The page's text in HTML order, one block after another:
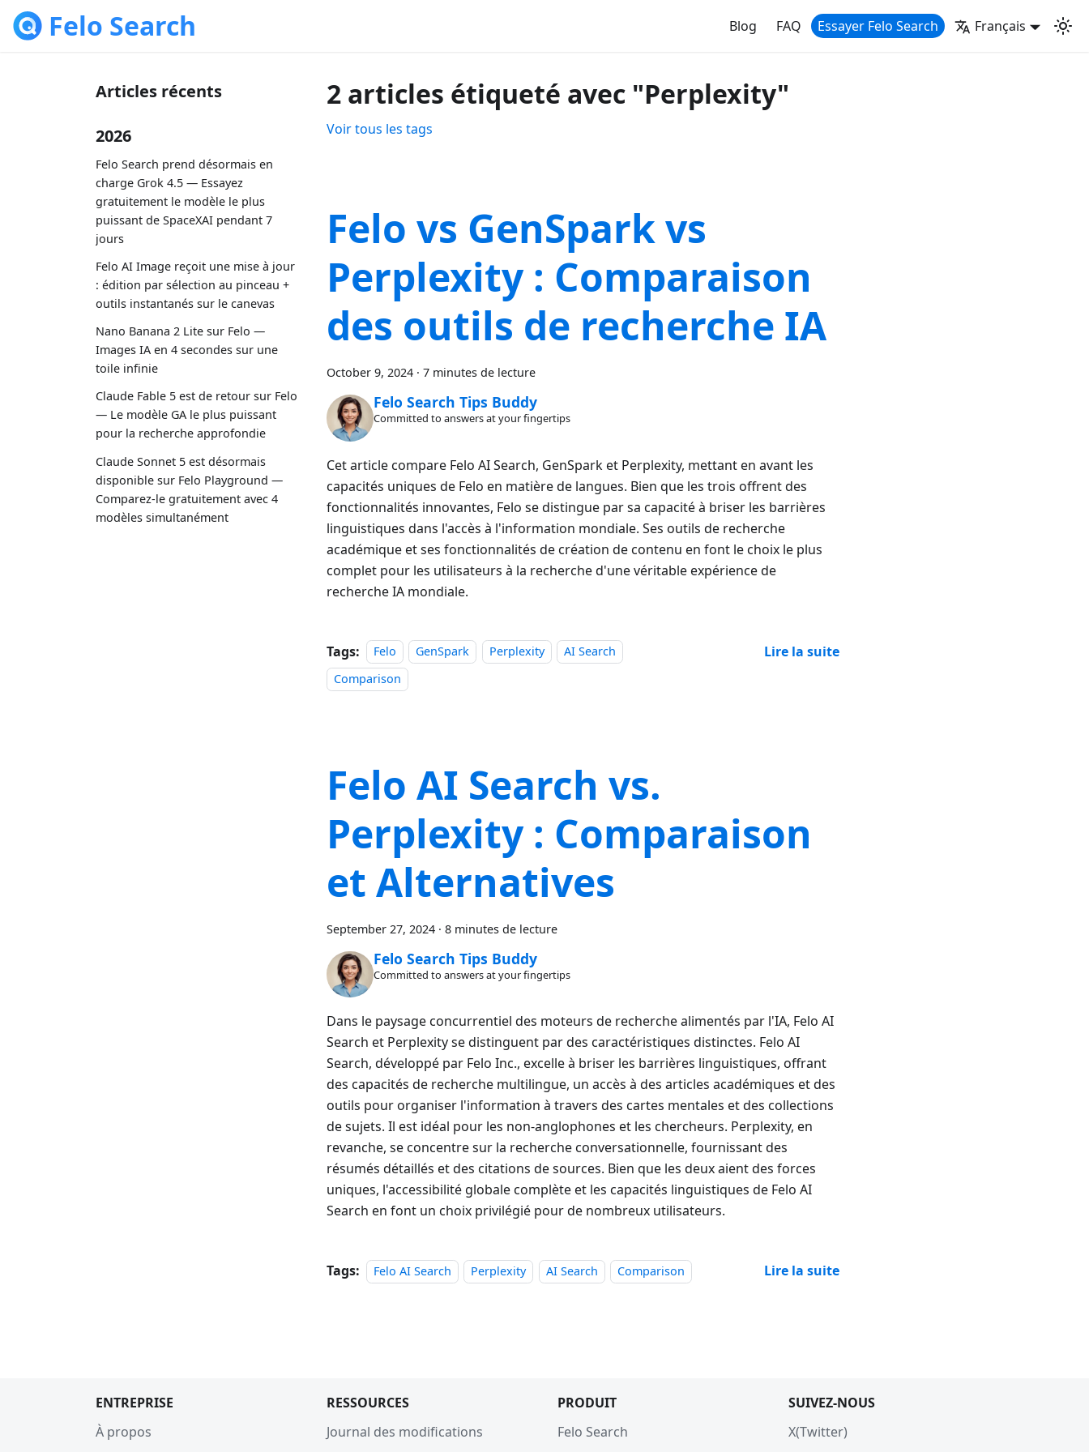
Felo Search Blog FAQ Essayer Felo Search Français
Articles récents
2026
Felo Search prend désormais en
charge Grok 4.5 — Essayez
gratuitement le modèle le plus
puissant de SpaceXAI pendant 7
jours
Felo AI Image reçoit une mise à jour
: édition par sélection au pinceau +
outils instantanés sur le canevas
Nano Banana 2 Lite sur Felo —
Images IA en 4 secondes sur une
toile infinie
Claude Fable 5 est de retour sur Felo
— Le modèle GA le plus puissant
pour la recherche approfondie
Claude Sonnet 5 est désormais
disponible sur Felo Playground —
Comparez-le gratuitement avec 4
modèles simultanément
2 articles étiqueté avec "Perplexity"
Voir tous les tags
Felo vs GenSpark vs
Perplexity : Comparaison
des outils de recherche IA
October 9, 2024 · 7 minutes de lecture
Felo Search Tips Buddy
Committed to answers at your fingertips
Cet article compare Felo AI Search, GenSpark et Perplexity, mettant en avant les
capacités uniques de Felo en matière de langues. Bien que les trois offrent des
fonctionnalités innovantes, Felo se distingue par sa capacité à briser les barrières
linguistiques dans l'accès à l'information mondiale. Ses outils de recherche
académique et ses fonctionnalités de création de contenu en font le choix le plus
complet pour les utilisateurs à la recherche d'une véritable expérience de
recherche IA mondiale.
Tags: Felo GenSpark Perplexity
AI Search
Comparison
Lire la suite
Felo AI Search vs.
Perplexity : Comparaison
et Alternatives
September 27, 2024 · 8 minutes de lecture
Felo Search Tips Buddy
Committed to answers at your fingertips
Dans le paysage concurrentiel des moteurs de recherche alimentés par l'IA, Felo AI
Search et Perplexity se distinguent par des caractéristiques distinctes. Felo AI
Search, développé par Felo Inc., excelle à briser les barrières linguistiques, offrant
des capacités de recherche multilingue, un accès à des articles académiques et des
outils pour organiser l'information à travers des cartes mentales et des collections
de sujets. Il est idéal pour les non-anglophones et les chercheurs. Perplexity, en
revanche, se concentre sur la recherche conversationnelle, fournissant des
résumés détaillés et des citations de sources. Bien que les deux aient des forces
uniques, l'accessibilité globale complète et les capacités linguistiques de Felo AI
Search en font un choix privilégié pour de nombreux utilisateurs.
Tags: Felo AI Search Perplexity AI Search Comparison Lire la suite
ENTREPRISE
À propos
RESSOURCES
Journal des modifications
PRODUIT
Felo Search
SUIVEZ-NOUS
X(Twitter)